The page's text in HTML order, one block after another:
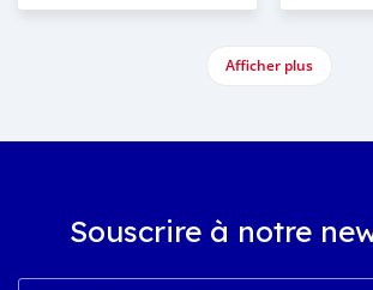
Afficher plus
Souscrire à notre